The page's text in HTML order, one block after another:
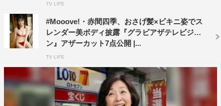
TV LIFE
#Mooove!・赤間四季、おさげ髪×ビキニ姿でス
レンダー美ボディ披露『グラビアザテレビジョ
ン』アザーカット7点公開 |...
TV LIFE